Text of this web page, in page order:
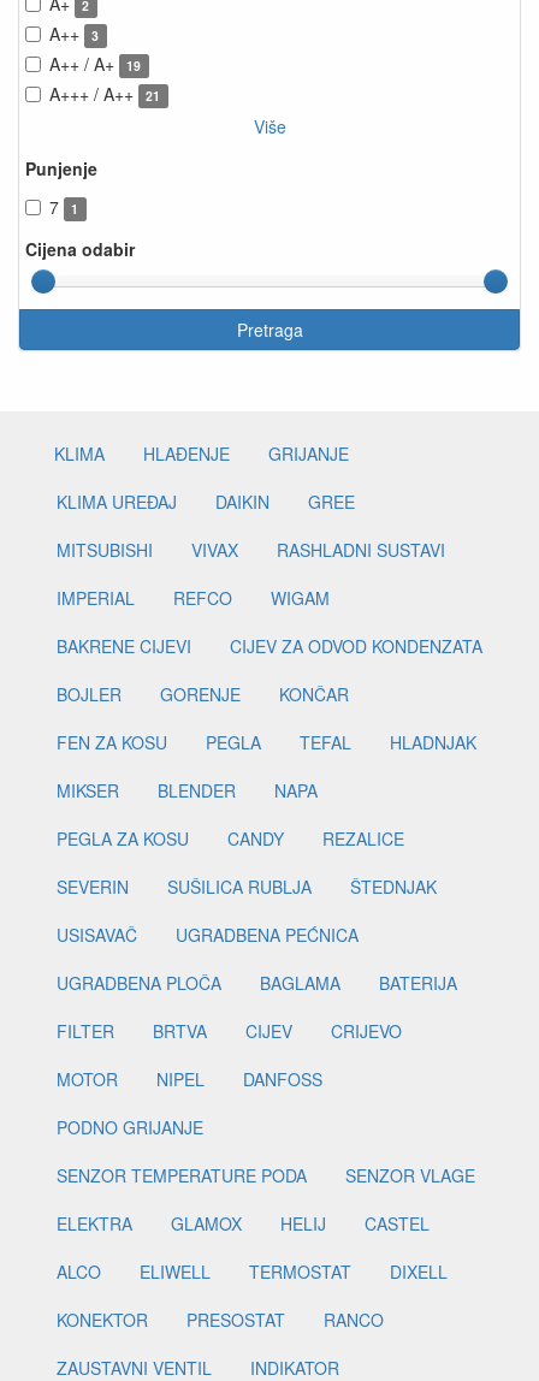
2
A++ 3
A++ / A+ 19
A+++ / A++ 21
Više
Punjenje
7
1
Cijena odabir
Pretraga
KLIMA HLAĐENJE
GRIJANJE
KLIMA UREĐAJ
DAIKIN
GREE
MITSUBISHI
VIVAX
RASHLADNI SUSTAVI
IMPERIAL
REFCO
WIGAM
BAKRENE CIJEVI
CIJEV ZA ODVOD KONDENZATA
BOJLER
GORENJE
KONČAR
FEN ZA KOSU
PEGLA TEFAL
HLADNJAK
MIKSER
BLENDER
NAPA
PEGLA ZA KOSU
CANDY
REZALICE
SEVERIN
SUŠILICA RUBLJA
ŠTEDNJAK
USISAVAČ
UGRADBENA PEĆNICA
UGRADBENA PLOČA
BAGLAMA
BATERIJA
FILTER
BRTVA CIJEV
CRIJEVO
MOTOR
NIPEL
DANFOSS
PODNO GRIJANJE
SENZOR TEMPERATURE PODA
SENZOR VLAGE
ELEKTRA
GLAMOX HELIJ
CASTEL
ALCO
ELIWELL TERMOSTAT
DIXELL
KONEKTOR
PRESOSTAT
RANCO
ZAUSTAVNI VENTIL
INDIKATOR